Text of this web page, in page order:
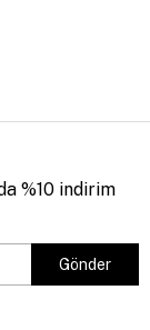
%10 indirim
Gönder